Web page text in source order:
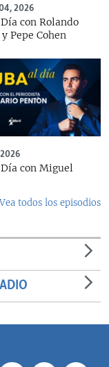
2026
con Rolando
Pepe Cohen
con Miguel
Vea todos los episodios